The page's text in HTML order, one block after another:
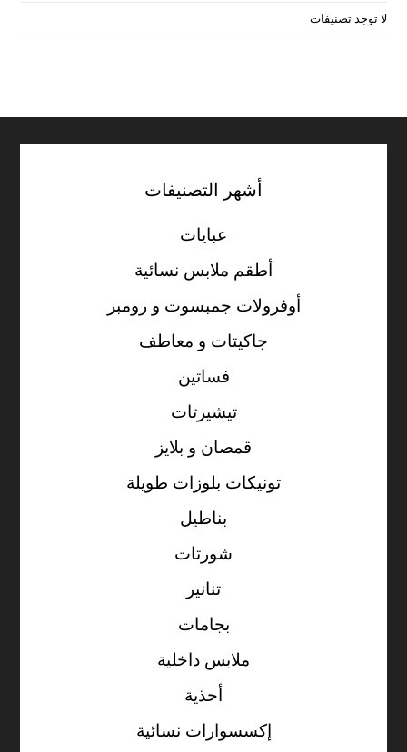
لا توجد تصنيفات
أشهر التصنيفات
عبايات
أطقم ملابس نسائية
أوفرولات جمبسوت و رومبر
جاكيتات و معاطف
فساتين
تيشيرتات
قمصان و بلايز
تونيكات بلوزات طويلة
بناطيل
شورتات
تنانير
بجامات
ملابس داخلية
أحذية
إكسسوارات نسائية